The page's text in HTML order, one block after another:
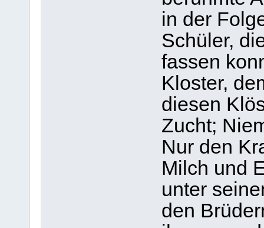
in der
Schüler,
fassen
Kloster,
diesen
Zucht;
Nur den
Milch und
unter
den